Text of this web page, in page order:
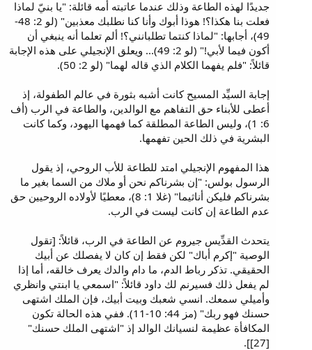
جديدًا لهذه الطاعة وذلك عندما عاتبته أمه قائلة: "يا بنيّ لماذا
فعلت بنا هكذا؟! هوذا أبوك وأنا كنا نطلبك معذبين" (لو 2: 48-
49)، أجابها: "لماذا كنتما تطلبانني؟! ألم تعلما أنه ينبغي أن
أكون فيما لأبي!" (لو 2: 49)... ويعلق الإنجيلي على هذه الإجابة
قائلاً: "فلم يفهما الكلام الذي قاله لهما" (لو 2: 50).
إجابة السيِّد المسيح كانت أشبه بثورة في عالم الطفولة، إذ
أعطى للأبناء حق التفاهم مع الوالدين، والطاعة في الرب (أف
6: 1)، وليس الطاعة المطلقة كما فهمها اليهود، وكما كانت
البشرية في ذلك الحين تفهمها.
هذا المفهوم الإنجيلي امتد للطاعة للأب الروحي، إذ يقول
الرسول بولس: "إن بشرناكم نحن أو ملاك من السما بغير ما
بشرناكم فليكن أناثيما" (غلا 1: 8)، معطيًا لأولاده الروحيين حق
عدم الطاعة إن كانت ليست في الرب.
يتحدث القدِّيس جيروم عن الطاعة في الرب، قائلاً: [تقول
الوصية "إكرم أباك" لكن فقط إن كان لا يفصلك عن أبيك
الحقيقي. تذكر رباط الدم، ما دام والدك يعرف خالقه، أما إذا
لم يفعل ذلك فسيرنم لك داود قائلاً: "اسمعي يا ابنتي وانظري
وأميلي سمعك. انسي شعبك وبيت أبيك، فإن الملك اشتهى
حسنك فهو ربك" (مز 44: 10-11). ففي هذه الحالة تكون
المكافأة عظيمة لنسيانك الوالد إذ "اشتهى الملك حسنك"
[27]].